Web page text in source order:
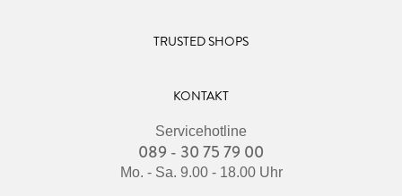
TRUSTED SHOPS
KONTAKT
Servicehotline
089 - 30 75 79 00
Mo. - Sa. 9.00 - 18.00 Uhr